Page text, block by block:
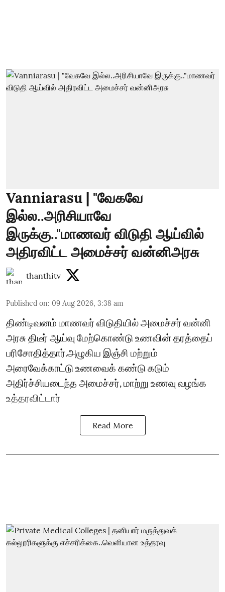
Vanniarasu | "வேகவே
இல்ல..அரிசியாவே
இருக்கு.."மாணவர் விடுதி ஆய்வில்
அதிரவிட்ட அமைச்சர் வன்னிஅரசு
thanthitv
Published on: 09 Aug 2026, 3:38 am
திண்டிவனம் மாணவர் விடுதியில் அமைச்சர் வன்னி
அரசு திடீர் ஆய்வு மேற்கொண்டு உணவின் தரத்தைப்
பரிசோதித்தார்.அழுகிய இஞ்சி மற்றும்
அரைவேக்காட்டு உணவைக் கண்டு கடும்
அதிர்ச்சியடைந்த அமைச்சர், மாற்று உணவு வழங்க
உத்தரவிட்டார்
Read More